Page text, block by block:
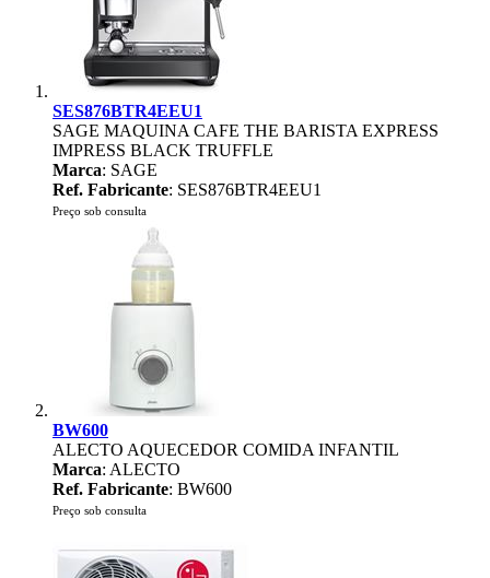
SES876BTR4EEU1
SAGE MAQUINA CAFE THE BARISTA EXPRESS
IMPRESS BLACK TRUFFLE
Marca: SAGE
Ref. Fabricante: SES876BTR4EEU1
Preço sob consulta
BW600
ALECTO AQUECEDOR COMIDA INFANTIL
Marca: ALECTO
Ref. Fabricante: BW600
Preço sob consulta